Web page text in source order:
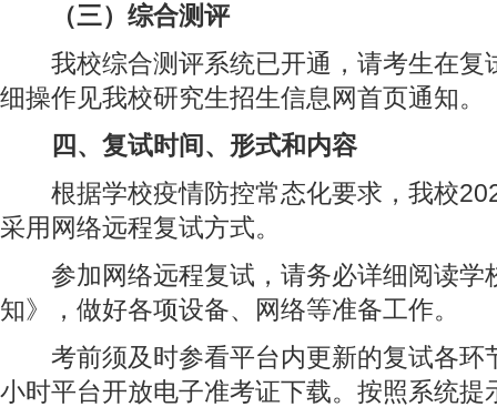
（三）综合测评
我校综合测评系统已开通，请考生在复
细操作见我校研究生招生信息网首页通知。
四、复试时间、形式和内容
根据学校疫情防控常态化要求，我校
采用网络远程复试方式。
参加网络远程复试，请务必详细阅读学
知》，做好各项设备、网络等准备工作。
考前须及时参看平台内更新的复试各环
小时平台开放电子准考证下载。按照系统提